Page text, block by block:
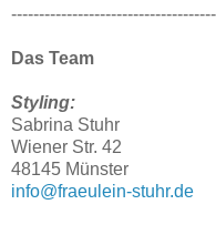
Das Team
Styling:
Sabrina Stuhr
Wiener Str. 42
48145 Münster
info@fraeulein-stuhr.de